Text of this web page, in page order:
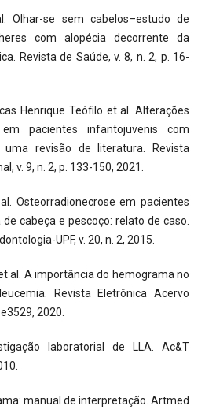
Olhar-se sem cabelos–estudo de
com alopécia decorrente da
Revista de Saúde, v. 8, n. 2, p. 16-
Henrique Teófilo et al. Alterações
pacientes infantojuvenis com
uma revisão de literatura. Revista
v. 9, n. 2, p. 133-150, 2021.
Osteorradionecrose em pacientes
cabeça e pescoço: relato de caso.
UPF, v. 20, n. 2, 2015.
al. A importância do hemograma no
Revista Eletrônica Acervo
2020.
laboratorial de LLA. Ac&T
manual de interpretação. Artmed